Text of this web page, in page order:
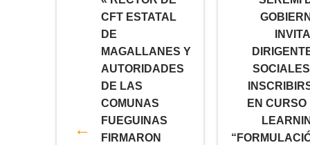
CFT ESTATAL
DE
MAGALLANES Y
AUTORIDADES
DE LAS
COMUNAS
FUEGUINAS
FIRMARON
EN CURSO